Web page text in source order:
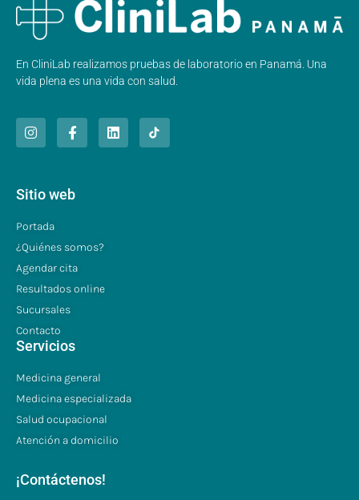
En CliniLab realizamos pruebas de laboratorio en Panamá. Una
vida plena es una vida con salud.
Sitio web
Portada
¿Quiénes somos?
Agendar cita
Resultados online
Sucursales
Contacto
Servicios
Medicina general
Medicina especializada
Salud ocupacional
Atención a domicilio
¡Contáctenos!